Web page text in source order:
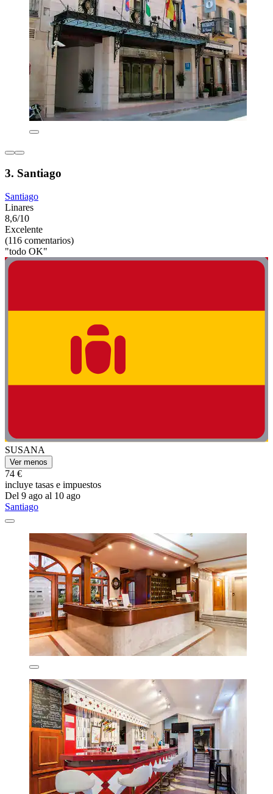
3. Santiago
Santiago
Linares
8,6/10
Excelente
(116 comentarios)
"todo OK"
SUSANA
Ver menos
74 €
incluye tasas e impuestos
Del 9 ago al 10 ago
Santiago